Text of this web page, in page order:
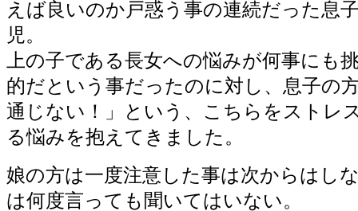
えば良いのか戸惑う事の連続だった息
児。
上の子である長女への悩みが何事にも
的だという事だったのに対し、息子の
通じない！」という、こちらをストレ
る悩みを抱えてきました。
娘の方は一度注意した事は次からはし
は何度言っても聞いてはいない。